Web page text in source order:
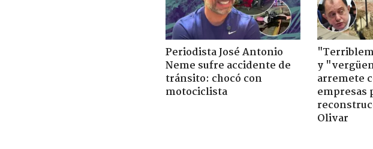
Periodista José Antonio
Neme sufre accidente de
tránsito: chocó con
motociclista
y
arremete
empresas
Olivar